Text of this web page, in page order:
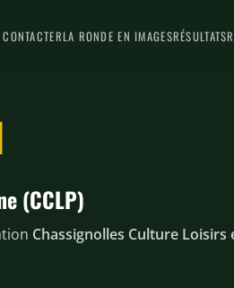
LA RONDE EN IMAGESRÉSULTATS
(CCLP)
Chassignolles Culture Loisirs